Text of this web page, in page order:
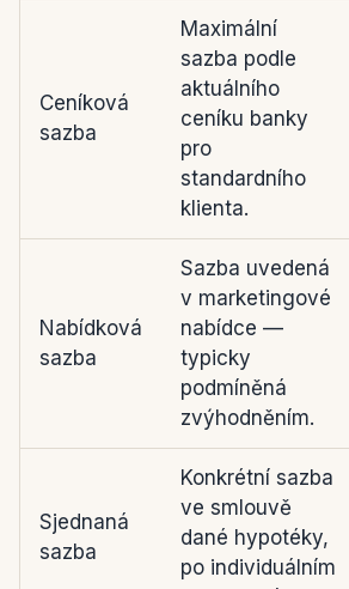
Tři typy úrokových sazeb hypotéky
Ceníková
sazba
Maximální
sazba podle
aktuálního
ceníku banky
pro
standardního
klienta.
Nabídková
sazba
Sazba uvedená
v marketingové
nabídce —
typicky
podmíněná
zvýhodněním.
Sjednaná
sazba
Konkrétní sazba
ve smlouvě
dané hypotéky,
po individuálním